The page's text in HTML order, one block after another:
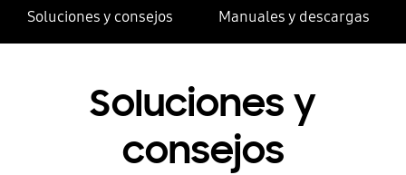
Soluciones y consejos Manuales y descargas
Soluciones y
consejos